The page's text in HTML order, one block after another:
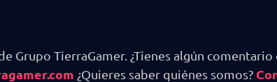
Grupo TierraGamer. ¿Tienes algún
¿Quieres saber quiénes somos?